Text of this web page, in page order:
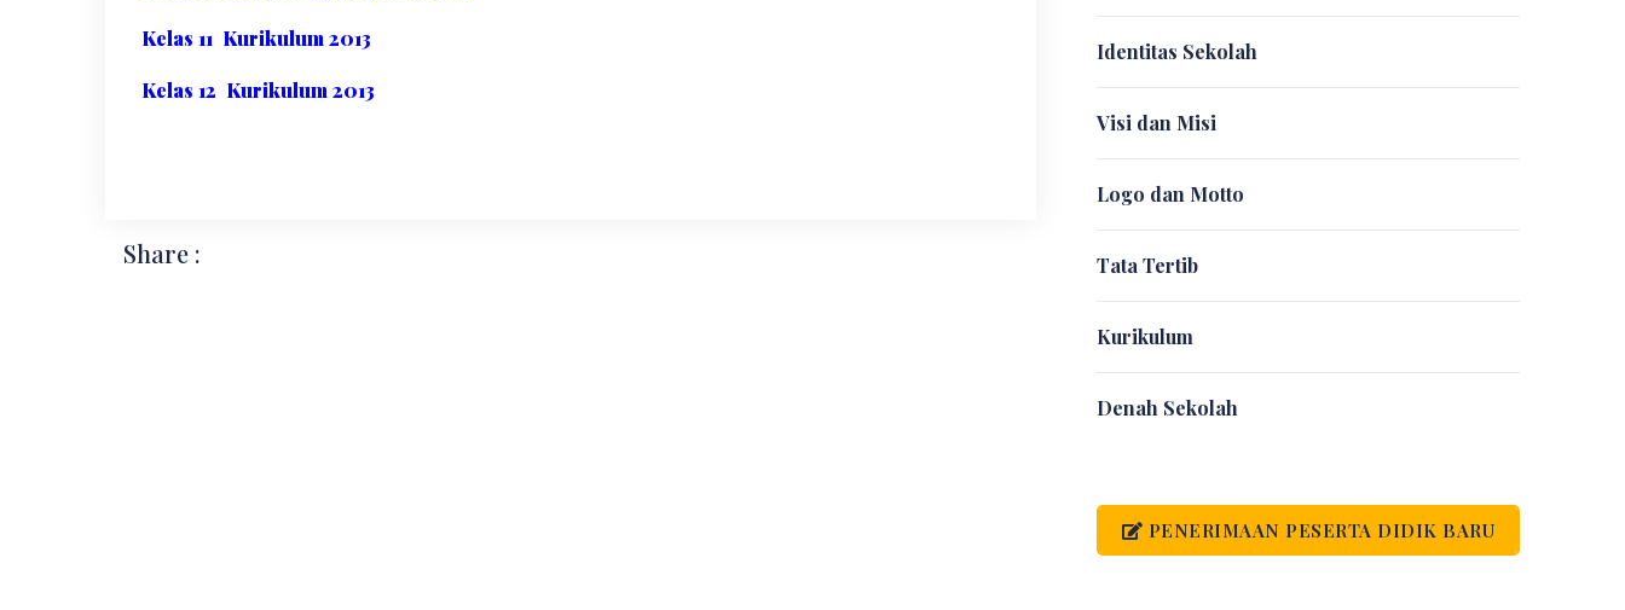
Kelas 11 Kurikulum 2013
Kelas 12 Kurikulum 2013
Share :
Identitas Sekolah
Visi dan Misi
Logo dan Motto
Tata Tertib
Kurikulum
Denah Sekolah
PENERIMAAN PESERTA DIDIK BARU